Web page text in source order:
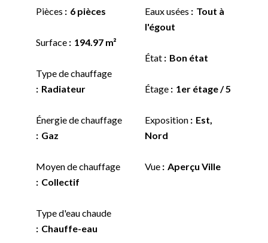
Pièces 6 pièces
Surface 194.97 m²
Type de chauffage
Radiateur
Énergie de chauffage
Gaz
Moyen de chauffage
Collectif
Type d'eau chaude
Chauffe-eau
Eaux usées
Tout à
l'égout
État Bon état
Étage 1er étage / 5
Exposition
Est,
Nord
Vue Aperçu Ville